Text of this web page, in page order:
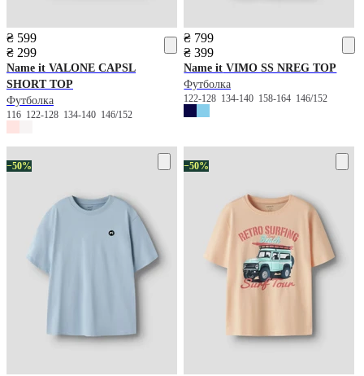
₴ 599
₴ 299
Name it VALONE CAPSL
SHORT TOP
Футболка
116 122-128 134-140 146/152
₴ 799
₴ 399
Name it VIMO SS NREG TOP
Футболка
122-128 134-140 158-164 146/152
−50% −50%